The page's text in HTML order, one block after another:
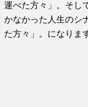
運べた方々」。そし
かなかった人生のシ
た方々」。になりま